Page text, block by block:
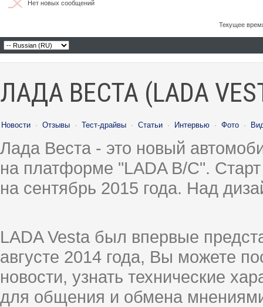
Нет новых сообщений
Текущее
ЛАДА ВЕСТА (LADA
Новости · Отзывы · Тест-драйвы · Статьи · Интервью · Фото ·
Лада Веста - это новый
на платформе "LADA B/C".
на сентябрь 2015 года. Над
LADA Vesta был впервые
августе 2014 года, Вы можете
новости, узнать технические
для общения и обмена